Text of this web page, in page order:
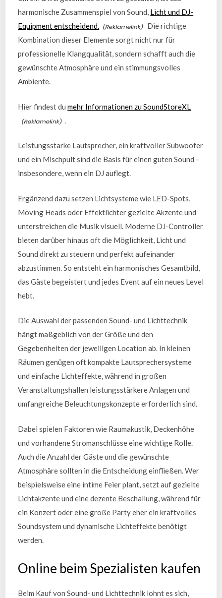
harmonische Zusammenspiel von Sound, Licht und DJ-
Equipment entscheidend.
Die richtige
Kombination dieser Elemente sorgt nicht nur für
professionelle Klangqualität, sondern schafft auch die
gewünschte Atmosphäre und ein stimmungsvolles
Ambiente.
Hier findest dumehr Informationen zu SoundStoreXL
Leistungsstarke Lautsprecher, ein kraftvoller Subwoofer
und ein Mischpult sind die Basis für einen guten Sound –
insbesondere, wenn ein DJ auflegt.
Ergänzend dazu setzen Lichtsysteme wie LED-Spots,
Moving Heads oder Effektlichter gezielte Akzente und
unterstreichen die Musik visuell. Moderne DJ-Controller
bieten darüber hinaus oft die Möglichkeit, Licht und
Sound direkt zu steuern und perfekt aufeinander
abzustimmen. So entsteht ein harmonisches Gesamtbild,
das Gäste begeistert und jedes Event auf ein neues Level
hebt.
Die Auswahl der passenden Sound- und Lichttechnik
hängt maßgeblich von der Größe und den
Gegebenheiten der jeweiligen Location ab. In kleinen
Räumen genügen oft kompakte Lautsprechersysteme
und einfache Lichteffekte, während in großen
Veranstaltungshallen leistungsstärkere Anlagen und
umfangreiche Beleuchtungskonzepte erforderlich sind.
Dabei spielen Faktoren wie Raumakustik, Deckenhöhe
und vorhandene Stromanschlüsse eine wichtige Rolle.
Auch die Anzahl der Gäste und die gewünschte
Atmosphäre sollten in die Entscheidung einfließen. Wer
beispielsweise eine intime Feier plant, setzt auf gezielte
Lichtakzente und eine dezente Beschallung, während für
ein Konzert oder eine große Party eher ein kraftvolles
Soundsystem und dynamische Lichteffekte benötigt
werden.
Online beim Spezialisten kaufen
Beim Kauf von Sound- und Lichttechnik lohnt es sich,